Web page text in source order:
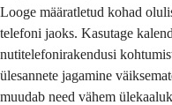
Looge määratletud kohad
telefoni jaoks. Kasutage
nutitelefonirakendusi
ülesannete jagamine
muudab need vähem